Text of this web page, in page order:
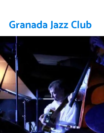
Granada Jazz Club